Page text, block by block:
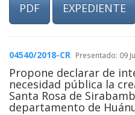
PDF EXPEDIENTE
04540/2018-CR Presentado: 09
Propone declarar de
necesidad pública la
Santa Rosa de
departamento de